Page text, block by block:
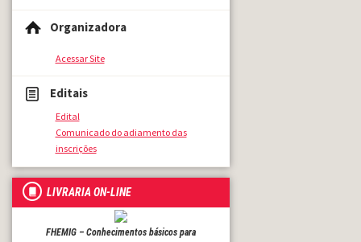
Organizadora
Acessar Site
Editais
Edital
Comunicado do adiamento das
inscrições
LIVRARIA ON-LINE
FHEMIG – Conhecimentos básicos para